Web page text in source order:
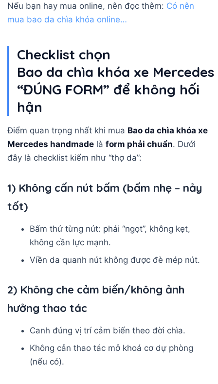
Nếu bạn hay mua online, nên đọc thêm: Có nên
mua bao da chìa khóa online…
Checklist chọn
Bao da chìa khóa xe
“ĐÚNG FORM” để không hối
hận
Điểm quan trọng nhất khi mua Bao da chìa khóa xe
Mercedes handmade là form phải chuẩn. Dưới
đây là checklist kiểm như “thợ da”:
1) Không cấn nút bấm (bấm nhẹ – nảy
tốt)
Bấm thử từng nút: phải “ngọt”, không kẹt,
không cần lực mạnh.
Viền da quanh nút không được đè mép nút.
2) Không che cảm biến/không ảnh
hưởng thao tác
Canh đúng vị trí cảm biến theo đời chìa.
Không cản thao tác mở khoá cơ dự phòng
(nếu có).